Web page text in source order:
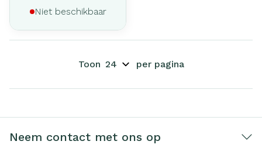
Niet beschikbaar
Toon per pagina
Neem contact met ons op